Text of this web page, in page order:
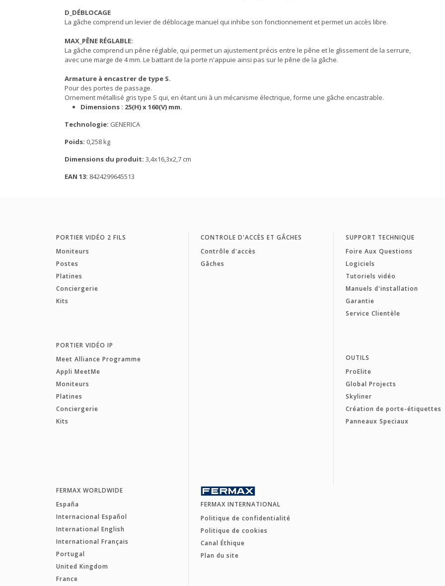
D_DÉBLOCAGE
La gâche comprend un levier de déblocage manuel qui inhibe son fonctionnement et permet un accès libre.
MAX_PÊNE RÉGLABLE:
La gâche comprend un pêne réglable, qui permet un ajustement précis entre le pêne et le glissement de la serrure,
avec une marge de 4 mm. Le battant de la porte n'appuie ainsi pas sur le pêne de la gâche.
Armature à encastrer de type S.
Pour des portes de passage.
Ornement métallisé gris type S qui, en étant uni à un mécanisme électrique, forme une gâche encastrable.
Dimensions : 25(H) x 160(V) mm.
Technologie: GENERICA
Poids: 0,258 kg
Dimensions du produit: 3,4x16,3x2,7 cm
EAN 13: 8424299645513
PORTIER VIDÉO 2 FILS
Moniteurs
Postes
Platines
Conciergerie
Kits
PORTIER VIDÉO IP
Meet Alliance Programme
Appli MeetMe
Moniteurs
Platines
Conciergerie
Kits
CONTROLE D'ACCÈS ET GÂCHES
Contrôle d'accès
Gâches
SUPPORT TECHNIQUE
Foire Aux Questions
Logiciels
Tutoriels vidéo
Manuels d'installation
Garantie
Service Clientèle
OUTILS
ProElite
Global Projects
Skyliner
Création de porte-étiquettes
Panneaux Speciaux
FERMAX WORLDWIDE
España
Internacional Español
International English
International Français
Portugal
United Kingdom
France
FERMAX INTERNATIONAL
Politique de confidentialité
Politique de cookies
Canal Éthique
Plan du site